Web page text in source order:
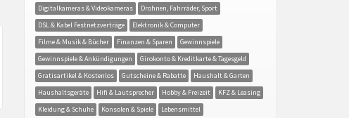
Digitalkameras & Videokameras
Drohnen, Fahrräder, Sport
DSL & Kabel Festnetzverträge
Elektronik & Computer
Filme & Musik & Bücher
Finanzen & Sparen
Gewinnspiele
Gewinnspiele & Ankündigungen
Girokonto & Kreditkarte & Tagesgeld
Gratisartikel & Kostenlos
Gutscheine & Rabatte
Haushalt & Garten
Haushaltsgeräte
Hifi & Lautsprecher Hobby & Freizeit
KFZ & Leasing
Kleidung & Schuhe
Konsolen & Spiele
Lebensmittel